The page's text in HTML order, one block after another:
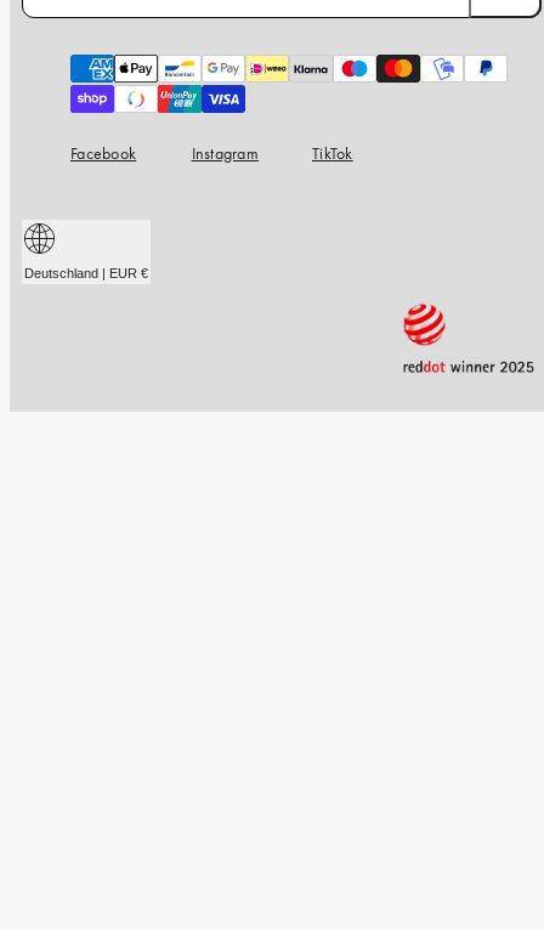
Zahlungsarten
Facebook Instagram TikTok
Deutschland | EUR €